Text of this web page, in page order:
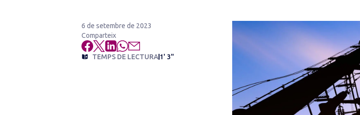
6 de setembre de 2023
Comparteix
TEMPS DE LECTURA 1' 3"